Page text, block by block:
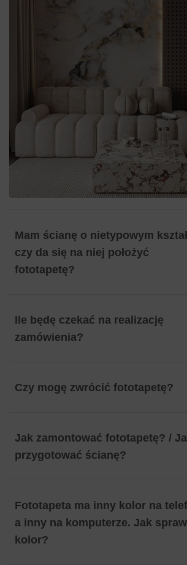
Mam ścianę o nietypowym
czy da się na niej położyć
fototapetę?
Ile będę czekać na realizację
zamówienia?
Czy mogę zwrócić fototapetę?
Jak zamontować fototapetę? /
przygotować ścianę?
Fototapeta ma inny kolor na
a inny na komputerze. Jak
kolor?